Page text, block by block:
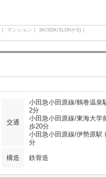
マンション
3K/3DK/3LDK(+S)
交通
小田急小田原線/鶴巻温泉
2分
小田急小田原線/東海大学
歩20分
小田急小田原線/伊勢原駅
分
構造 鉄骨造